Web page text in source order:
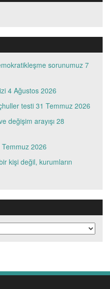
sorunumuz 7
4 Ağustos 2026
testi 31 Temmuz 2026
değişim arayışı 28
Temmuz 2026
kişi değil, kurumların